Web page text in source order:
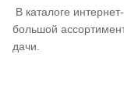
В каталоге
большой
дачи.